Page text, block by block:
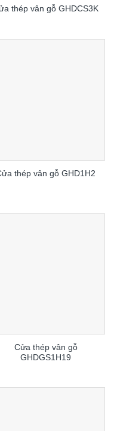
thép vân gỗ GHDCS3K
thép vân gỗ GHD1H2
Cửa thép vân gỗ
GHDGS1H19